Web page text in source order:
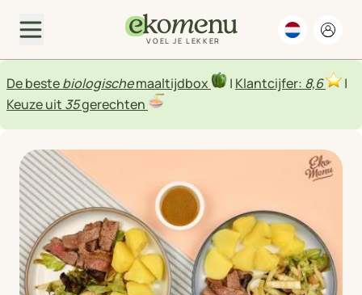
VOEL JE LEKKER
De bestebiologischemaaltijdbox | Klantcijfer: 8,6
|
Keuze uit 35gerechten